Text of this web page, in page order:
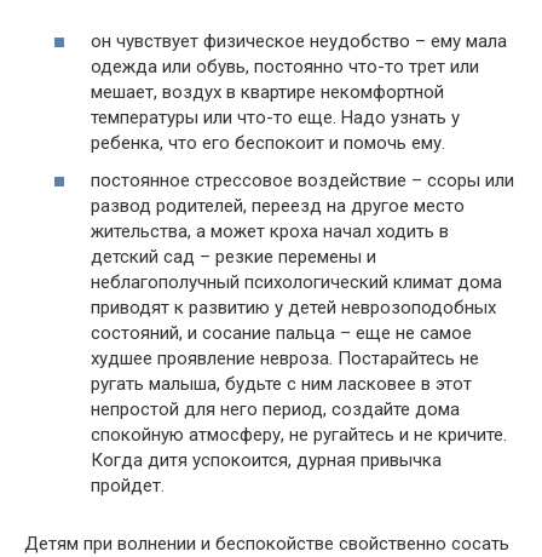
он чувствует физическое неудобство – ему мала
одежда или обувь, постоянно что-то трет или
мешает, воздух в квартире некомфортной
температуры или что-то еще. Надо узнать у
ребенка, что его беспокоит и помочь ему.
постоянное стрессовое воздействие – ссоры или
развод родителей, переезд на другое место
жительства, а может кроха начал ходить в
детский сад – резкие перемены и
неблагополучный психологический климат дома
приводят к развитию у детей неврозоподобных
состояний, и сосание пальца – еще не самое
худшее проявление невроза. Постарайтесь не
ругать малыша, будьте с ним ласковее в этот
непростой для него период, создайте дома
спокойную атмосферу, не ругайтесь и не кричите.
Когда дитя успокоится, дурная привычка
пройдет.
Детям при волнении и беспокойстве свойственно сосать